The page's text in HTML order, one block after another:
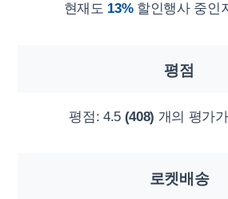
현재도 13%할인행사 중인
평점
평점: 4.5 (408) 개의 평가
로켓배송